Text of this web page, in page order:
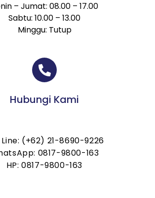
– Jumat: 08.00 – 17.00
Sabtu: 10.00 – 13.00
Minggu: Tutup
Hubungi Kami
(+62) 21-8690-9226
0817-9800-163
HP: 0817-9800-163